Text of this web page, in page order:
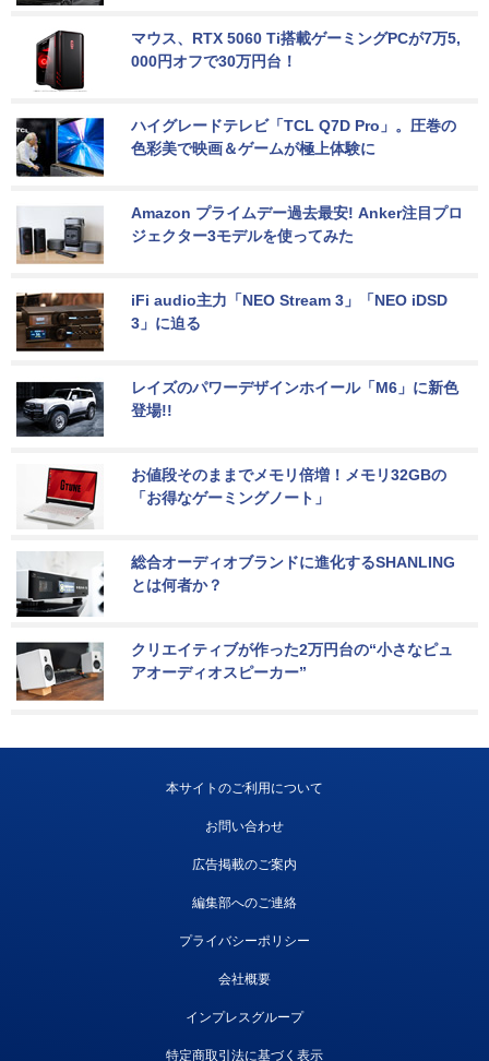
マウス、RTX 5060 Ti搭載ゲーミングPCが7万5,
000円オフで30万円台！
ハイグレードテレビ「TCL Q7D Pro」。圧巻の
色彩美で映画＆ゲームが極上体験に
Amazon プライムデー過去最安! Anker注目プロ
ジェクター3モデルを使ってみた
iFi audio主力「NEO Stream 3」「NEO iDSD
3」に迫る
レイズのパワーデザインホイール「M6」に新色
登場!!
お値段そのままでメモリ倍増！メモリ32GBの
「お得なゲーミングノート」
総合オーディオブランドに進化するSHANLING
とは何者か？
クリエイティブが作った2万円台の“小さなピュ
アオーディオスピーカー”
本サイトのご利用について
お問い合わせ
広告掲載のご案内
編集部へのご連絡
プライバシーポリシー
会社概要
インプレスグループ
特定商取引法に基づく表示